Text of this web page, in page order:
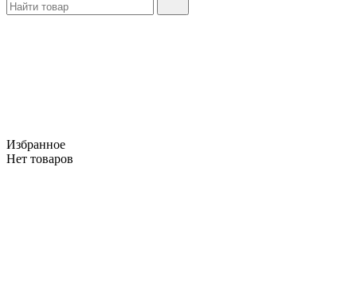
Избранное
Нет товаров